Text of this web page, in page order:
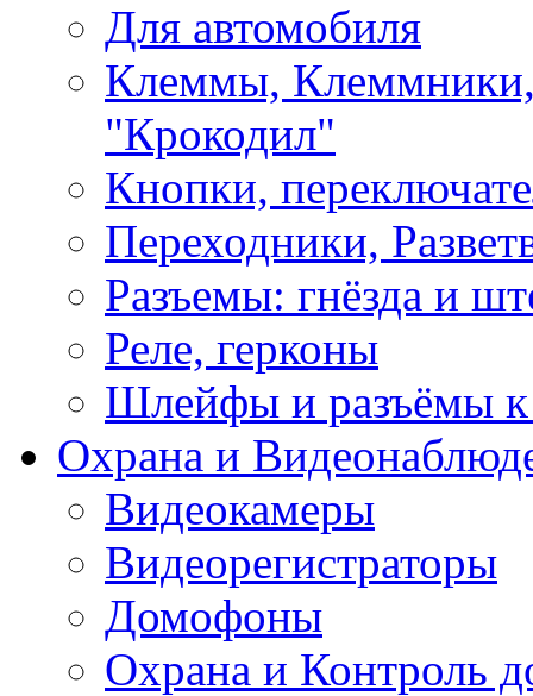
Для автомобиля
Клеммы,
"Крокодил"
Кнопки,
Переходники,
Разъемы: гнёзда и
Реле, герконы
Шлейфы и разъёмы
Охрана и
Видеокамеры
Видеорегистраторы
Домофоны
Охрана и Контроль